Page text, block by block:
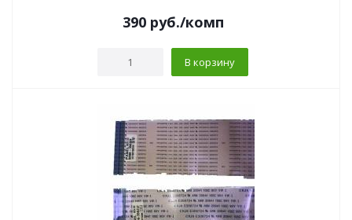
390 руб./комп
В корзину